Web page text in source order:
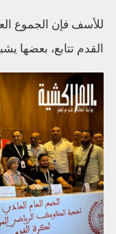
للأسف فإن الجموع
القدم تتابع، بعضها